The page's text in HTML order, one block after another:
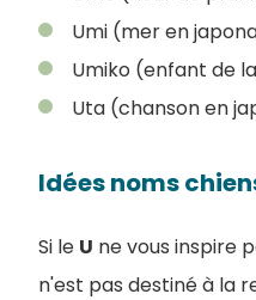
Umi (mer en
Umiko (enfant de
Uta (chanson en
Idées noms
Si le U ne vous inspire
n'est pas destiné à la